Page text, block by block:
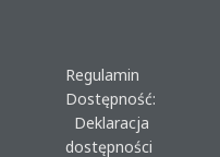
Regulamin
Dostępność:
Deklaracja
dostępności